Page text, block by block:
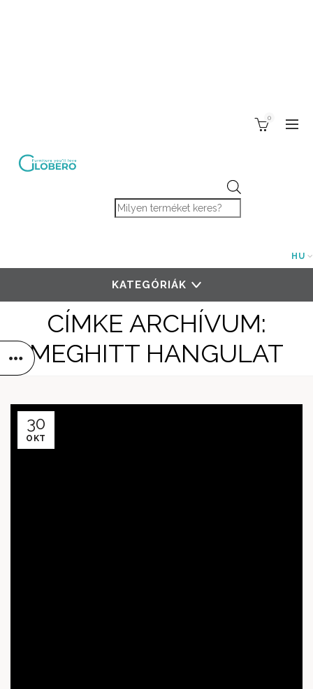
Products search
0
HU
KATEGÓRIÁK
CÍMKE ARCHÍVUM:
MEGHITT HANGULAT
30
OKT